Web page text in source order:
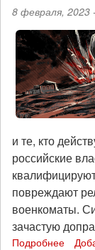
107
8 февраля, 2023
и те, кто
российские
повреждают
военкоматы.
зачастую
Подробнее